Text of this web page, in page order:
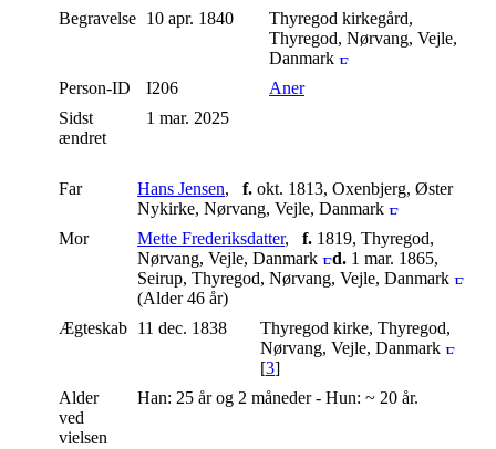
Begravelse 10 apr. 1840
Thyregod kirkegård,
Thyregod, Nørvang, Vejle,
Danmark
Person-ID
I206
Aner
Sidst
ændret
1 mar. 2025
Far Hans Jensen, f. okt. 1813, Oxenbjerg, Øster
Nykirke, Nørvang, Vejle, Danmark
Mor
Mette Frederiksdatter, f. 1819, Thyregod,
Nørvang, Vejle, Danmark
d. 1 mar. 1865,
Seirup, Thyregod, Nørvang, Vejle, Danmark
(Alder 46 år)
Ægteskab 11 dec. 1838
Thyregod kirke, Thyregod,
Nørvang, Vejle, Danmark
[3]
Alder
ved
vielsen
Han: 25 år og 2 måneder - Hun: ~ 20 år.